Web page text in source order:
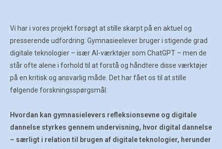
Vi har i vores projekt forsøgt at stille skarpt på en aktuel og
presserende udfordring: Gymnasieelever bruger i stigende grad
digitale teknologier – især AI-værktøjer som ChatGPT – men de
står ofte alene i forhold til at forstå og håndtere disse værktøjer
på en kritisk og ansvarlig måde. Det har fået os til at stille
følgende forskningsspørgsmål:
Hvordan kan gymnasielevers refleksionsevne og digitale
dannelse styrkes gennem undervisning, hvor digital dannelse
– særligt i relation til brugen af digitale teknologier, herunder